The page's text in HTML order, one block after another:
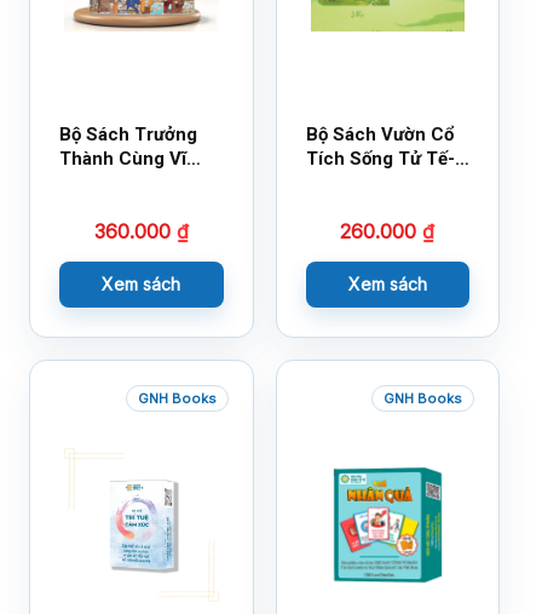
Bộ Sách Trưởng
Thành Cùng Vĩ
360.000 ₫
Xem sách
Bộ Sách Vườn Cổ
Tích Sống Tử Tế-
260.000₫
Xem sách
GNH Books GNH Books